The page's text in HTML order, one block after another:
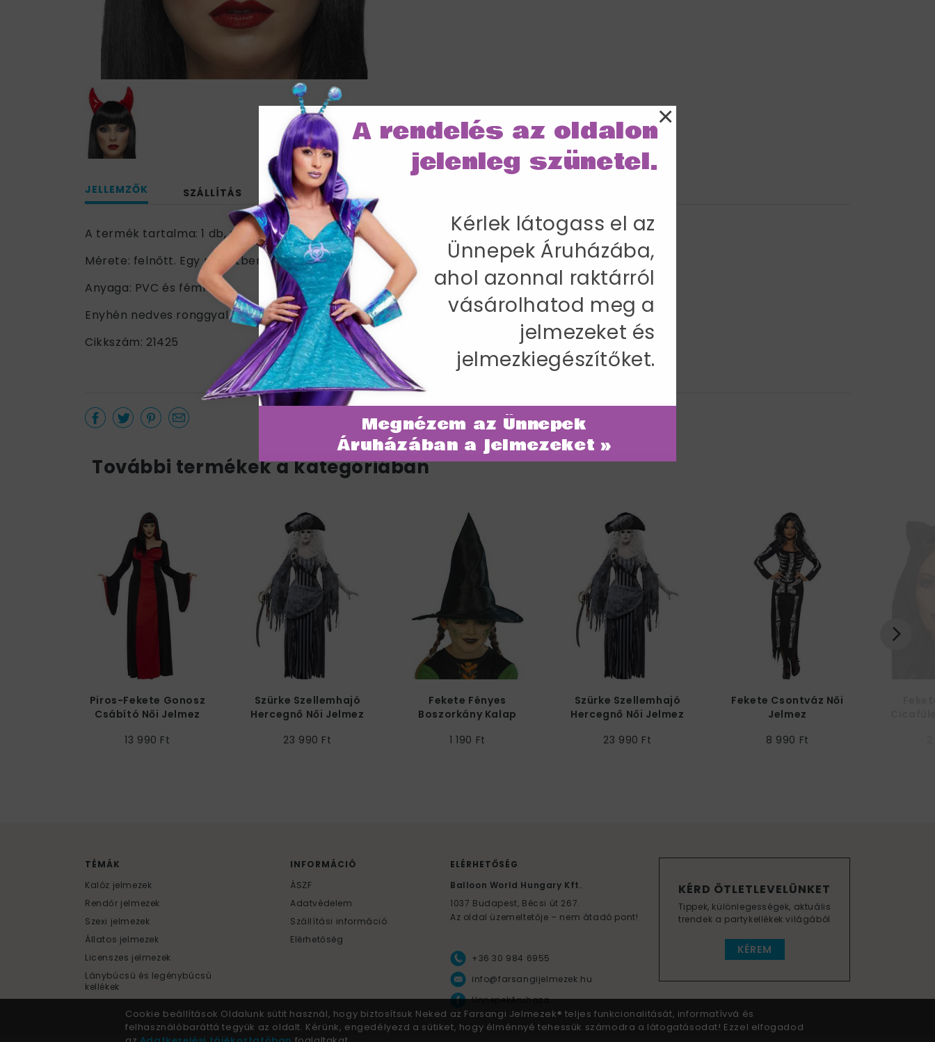
JELLEMZŐK SZÁLLÍTÁS
A termék tartalma: 1 db, piros PVC szarvakkal díszített hajpánt
Mérete: felnőtt. Egy méretben.
Anyaga: PVC és féml
Enyhén nedves ronggyal tisztítható.
Cikkszám: 21425
További termékek a kategóriában
Piros-Fekete Gonosz
Csábító Női Jelmez
13 990 Ft
Szürke Szellemhajó
Hercegnő Női Jelmez
23 990 Ft
Fekete Fényes
Boszorkány Kalap
1 190 Ft
Szürke Szellemhajó
Hercegnő Női Jelmez
23 990 Ft
Fekete Csontváz Női
Jelmez
8 990 Ft
KÉRD ÖTLETLEVELÜNKET
Tippek, különlegességek, aktuális
trendek a partykellékek világából
KÉREM
TÉMÁK
Kalóz jelmezek
Rendőr jelmezek
Szexi jelmezek
Állatos jelmezek
Licenszes jelmezek
Lánybúcsú és legénybúcsú
kellékek
INFORMÁCIÓ
ÁSZF
Adatvédelem
Szállítási információ
Elérhetőség
ELÉRHETŐSÉG
Balloon World Hungary Kft.
1037 Budapest, Bécsi út 267.
Az oldal üzemeltetője – nem átadó pont!
+36 30 984 6955
info@farsangijelmezek.hu
UnnepekAruhaza
Cookie beállítások Oldalunk sütit használ, hogy biztosítsuk Neked az Farsangi Jelmezek® teljes funkcionalitását, informatívvá és
felhasználóbaráttá tegyük az oldalt. Kérünk, engedélyezd a sütiket, hogy élménnyé tehessük számodra a látogatásodat! Ezzel elfogadod
Megnézem az Ünnepek
Áruházában a jelmezeket »
Kérlek látogass el az
Ünnepek Áruházába,
ahol azonnal raktárról
vásárolhatod meg a
jelmezeket és
jelmezkiegészítőket.
A rendelés az oldalon
jelenleg szünetel.
×